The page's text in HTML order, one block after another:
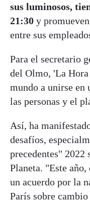
sus luminosos,
21:30 y
entre sus
Para el secretario
del Olmo, 'La
mundo a unirse en
las personas y el
Así, ha
desafíos,
precedentes" 2022
Planeta. "Este
un acuerdo por la
París sobre